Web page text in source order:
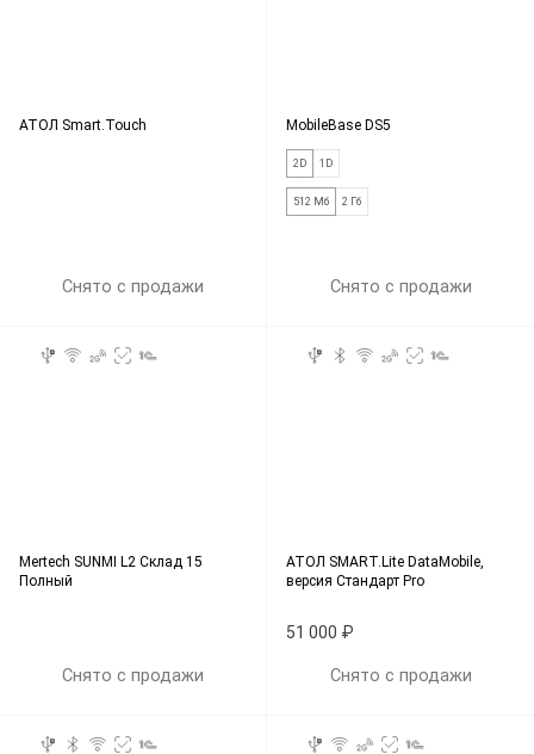
АТОЛ Smart.Touch
Снято с продажи
MobileBase DS5
2D 1D
512 Мб 2 Гб
Снято с продажи
Mertech SUNMI L2 Склад 15
Полный
Снято с продажи
АТОЛ SMART.Lite DataMobile,
версия Стандарт Pro
51 000 ₽
Снято с продажи